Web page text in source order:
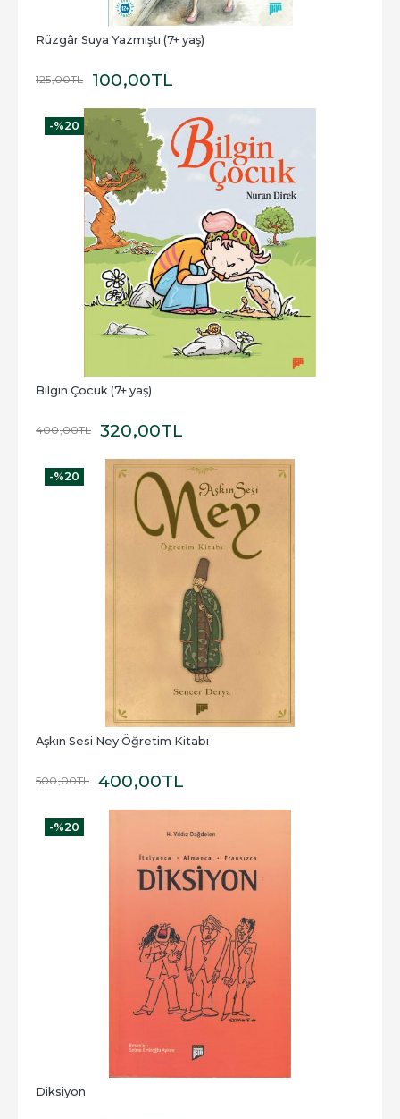
Rüzgâr Suya Yazmıştı (7+ yaş)
125,00TL 100,00TL
-%20
Bilgin Çocuk (7+ yaş)
400,00TL 320,00TL
-%20
Aşkın Sesi Ney Öğretim Kitabı
500,00TL 400,00TL
-%20
Diksiyon